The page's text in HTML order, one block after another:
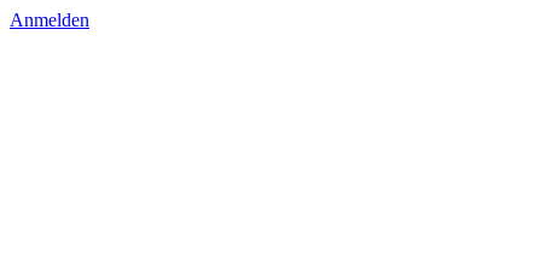
Anmelden